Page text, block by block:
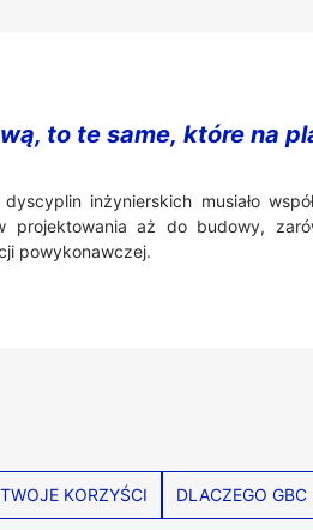
to te same, które na
inżynierskich musiało
projektowania aż do budowy,
powykonawczej.
TWOJE KORZYŚCI DLACZEGO GBC